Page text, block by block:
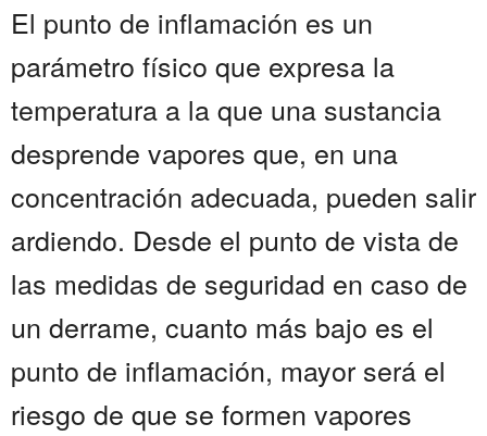
El punto de inflamación es un
parámetro físico que expresa la
temperatura a la que una sustancia
desprende vapores que, en una
concentración adecuada, pueden salir
ardiendo. Desde el punto de vista de
las medidas de seguridad en caso de
un derrame, cuanto más bajo es el
punto de inflamación, mayor será el
riesgo de que se formen vapores